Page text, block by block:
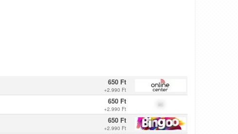
650 Ft
+2.990 Ft
650 Ft
+2.990 Ft
650 Ft
+2.990 Ft